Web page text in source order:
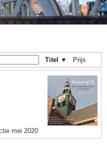
Titel ▼ Prijs
mei 2020